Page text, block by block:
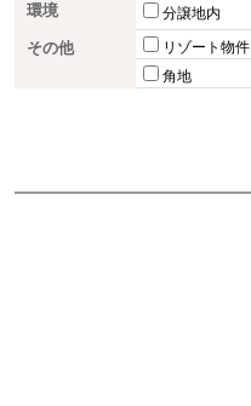
環境 分譲地内
その他 リゾート物件
角地